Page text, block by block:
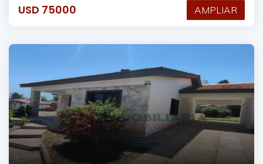
USD 75000 AMPLIAR